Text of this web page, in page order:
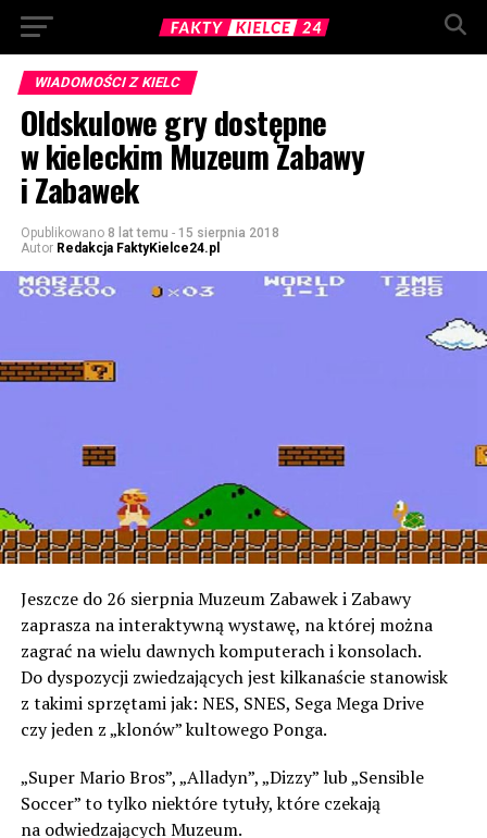
WIADOMOŚCI Z KIELC
Oldskulowe gry dostępne
w kieleckim Muzeum Zabawy
i Zabawek
Opublikowano 8 lat temu - 15 sierpnia 2018
Autor Redakcja FaktyKielce24.pl
Jeszcze do 26 sierpnia Muzeum Zabawek i Zabawy
zaprasza na interaktywną wystawę, na której można
zagrać na wielu dawnych komputerach i konsolach.
Do dyspozycji zwiedzających jest kilkanaście stanowisk
z takimi sprzętami jak: NES, SNES, Sega Mega Drive
czy jeden z „klonów” kultowego Ponga.
„Super Mario Bros”, „Alladyn”, „Dizzy” lub „Sensible
Soccer” to tylko niektóre tytuły, które czekają
na odwiedzających Muzeum.